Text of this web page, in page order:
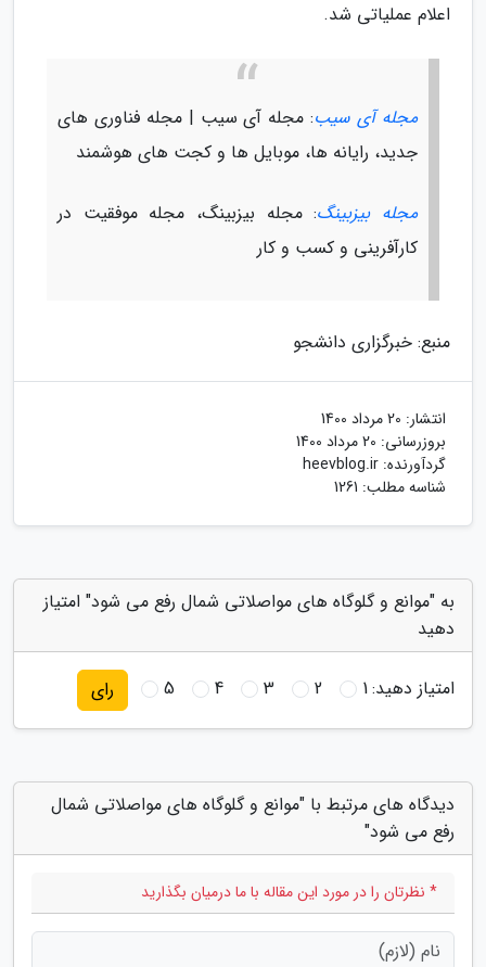
اعلام عملیاتی شد.
مجله آی سیب: مجله آی سیب | مجله فناوری های
جدید، رایانه ها، موبایل ها و کجت های هوشمند
مجله بیزبینگ: مجله بیزبینگ، مجله موفقیت در
کارآفرینی و کسب و کار
منبع: خبرگزاری دانشجو
انتشار: 20 مرداد 1400
بروزرسانی: 20 مرداد 1400
گردآورنده: heevblog.ir
شناسه مطلب: 1261
به "موانع و گلوگاه های مواصلاتی شمال رفع می شود" امتیاز
دهید
امتیاز دهید:1
2
3
4
5 رای
دیدگاه های مرتبط با "موانع و گلوگاه های مواصلاتی شمال
رفع می شود"
* نظرتان را در مورد این مقاله با ما درمیان بگذارید